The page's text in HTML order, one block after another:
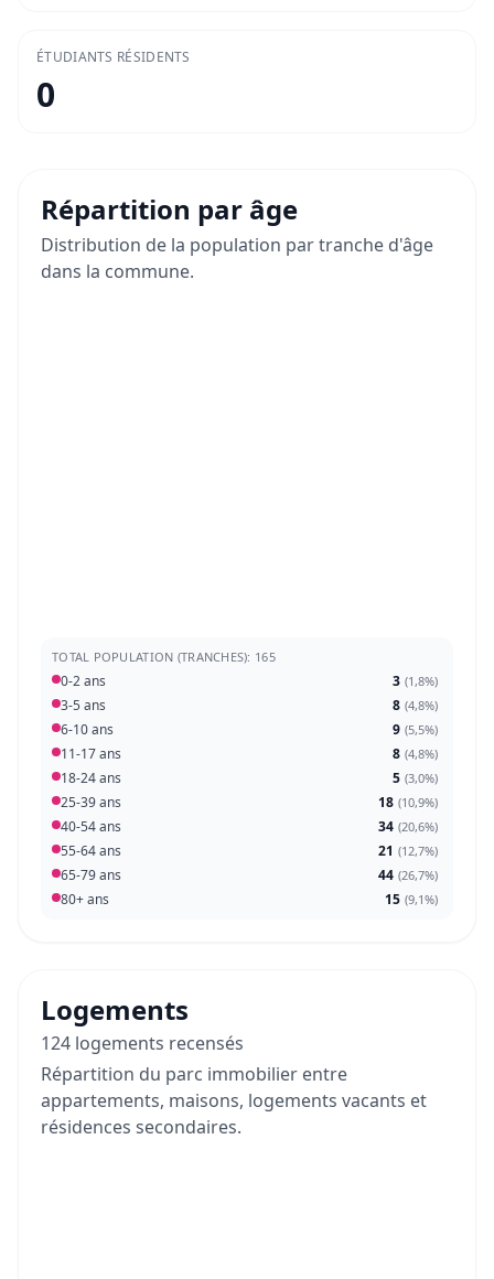
ÉTUDIANTS RÉSIDENTS
0
Répartition par âge
Distribution de la population par tranche d'âge
dans la commune.
TOTAL POPULATION (TRANCHES): 165
0-2 ans 3 (1,8%)
3-5 ans 8 (4,8%)
6-10 ans 9 (5,5%)
11-17 ans 8 (4,8%)
18-24 ans 5 (3,0%)
25-39 ans 18 (10,9%)
40-54 ans 34 (20,6%)
55-64 ans 21 (12,7%)
65-79 ans 44 (26,7%)
80+ ans 15 (9,1%)
Logements
124 logements recensés
Répartition du parc immobilier entre
appartements, maisons, logements vacants et
résidences secondaires.